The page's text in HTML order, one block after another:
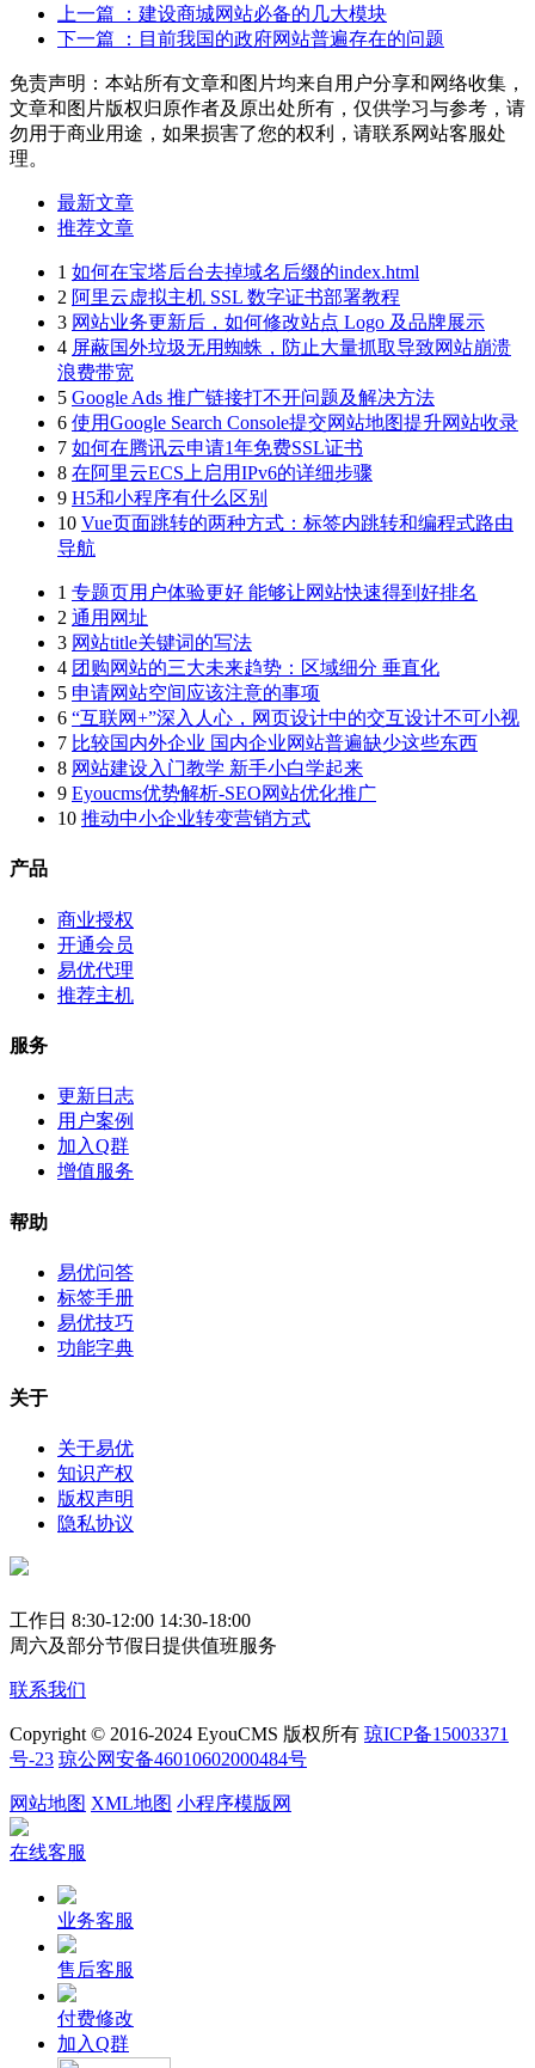
上一篇
：建设商城网站必备的几大模块
下一篇
：目前我国的政府网站普遍存在的问题
免责声明：本站所有文章和图片均来自用户分享和网络收集，
文章和图片版权归原作者及原出处所有，仅供学习与参考，请
勿用于商业用途，如果损害了您的权利，请联系网站客服处
理。
最新文章
推荐文章
1 如何在宝塔后台去掉域名后缀的index.html
2 阿里云虚拟主机 SSL 数字证书部署教程
3 网站业务更新后，如何修改站点 Logo 及品牌展示
4 屏蔽国外垃圾无用蜘蛛，防止大量抓取导致网站崩溃
浪费带宽
5 Google Ads 推广链接打不开问题及解决方法
6 使用Google Search Console提交网站地图提升网站收录
7 如何在腾讯云申请1年免费SSL证书
8 在阿里云ECS上启用IPv6的详细步骤
9 H5和小程序有什么区别
10 Vue页面跳转的两种方式：标签内跳转和编程式路由
导航
1 专题页用户体验更好 能够让网站快速得到好排名
2 通用网址
3 网站title关键词的写法
4 团购网站的三大未来趋势：区域细分 垂直化
5 申请网站空间应该注意的事项
6 “互联网+”深入人心，网页设计中的交互设计不可小视
7 比较国内外企业 国内企业网站普遍缺少这些东西
8 网站建设入门教学 新手小白学起来
9 Eyoucms优势解析-SEO网站优化推广
10 推动中小企业转变营销方式
产品
商业授权
开通会员
易优代理
推荐主机
服务
更新日志
用户案例
加入Q群
增值服务
帮助
易优问答
标签手册
易优技巧
功能字典
关于
关于易优
知识产权
版权声明
隐私协议
工作日 8:30-12:00 14:30-18:00
周六及部分节假日提供值班服务
联系我们
Copyright © 2016-2024 EyouCMS 版权所有 琼ICP备15003371
号-23 琼公网安备46010602000484号
网站地图 XML地图 小程序模版网
在线客服
业务客服
售后客服
付费修改
加入Q群